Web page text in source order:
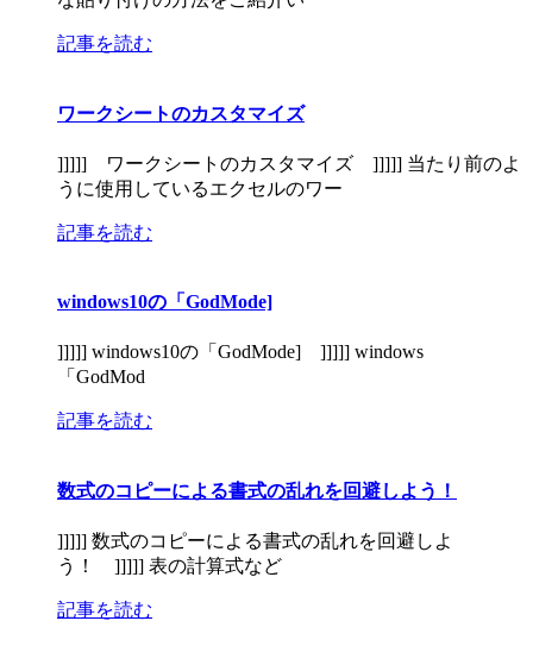
記事を読む
ワークシートのカスタマイズ
]]]]] ワークシートのカスタマイズ ]]]]] 当たり前のよ
うに使用しているエクセルのワー
記事を読む
windows10の「GodMode]
]]]]] windows10の「GodMode] ]]]]] windows
「GodMod
記事を読む
数式のコピーによる書式の乱れを回避しよう！
]]]]] 数式のコピーによる書式の乱れを回避しよ
う！ ]]]]] 表の計算式など
記事を読む